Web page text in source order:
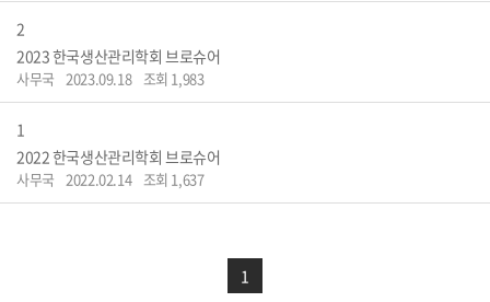
2
2023 한국생산관리학회 브로슈어
사무국 2023.09.18 조회 1,983
1
2022 한국생산관리학회 브로슈어
사무국 2022.02.14 조회 1,637
1